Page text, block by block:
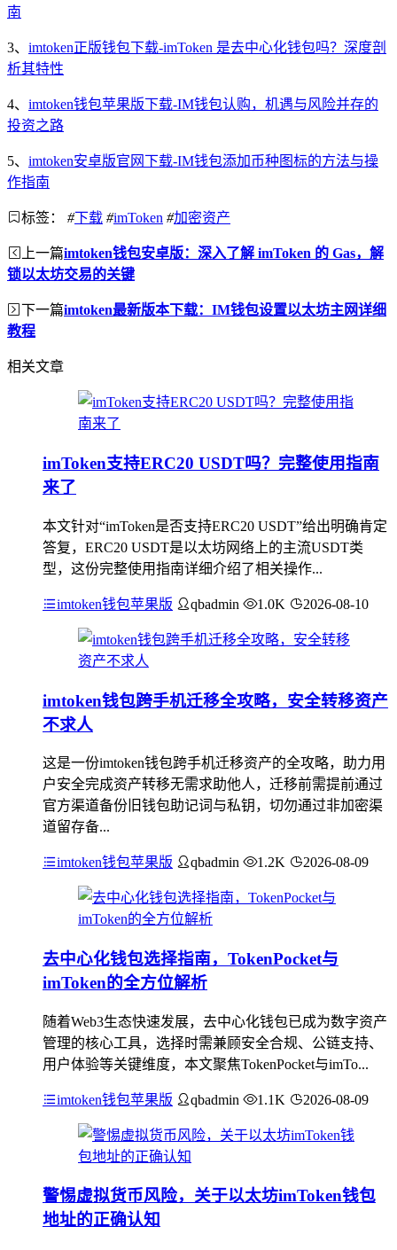
南
3、 imtoken正版钱包下载-imToken 是去中心化钱包吗？深度剖
析其特性
4、 imtoken钱包苹果版下载-IM钱包认购，机遇与风险并存的
投资之路
5、 imtoken安卓版官网下载-IM钱包添加币种图标的方法与操
作指南
标签： #下载 #imToken #加密资产
上一篇imtoken钱包安卓版：深入了解 imToken 的 Gas，解
锁以太坊交易的关键
下一篇imtoken最新版本下载：IM钱包设置以太坊主网详细
教程
相关文章
imToken支持ERC20 USDT吗？完整使用指南
来了
本文针对“imToken是否支持ERC20 USDT”给出明确肯定
答复，ERC20 USDT是以太坊网络上的主流USDT类
型，这份完整使用指南详细介绍了相关操作...
imtoken钱包苹果版 qbadmin 1.0K 2026-08-10
imtoken钱包跨手机迁移全攻略，安全转移资产
不求人
这是一份imtoken钱包跨手机迁移资产的全攻略，助力用
户安全完成资产转移无需求助他人，迁移前需提前通过
官方渠道备份旧钱包助记词与私钥，切勿通过非加密渠
道留存备...
imtoken钱包苹果版 qbadmin 1.2K 2026-08-09
去中心化钱包选择指南，TokenPocket与
imToken的全方位解析
随着Web3生态快速发展，去中心化钱包已成为数字资产
管理的核心工具，选择时需兼顾安全合规、公链支持、
用户体验等关键维度，本文聚焦TokenPocket与imTo...
imtoken钱包苹果版 qbadmin 1.1K 2026-08-09
警惕虚拟货币风险，关于以太坊imToken钱包
地址的正确认知